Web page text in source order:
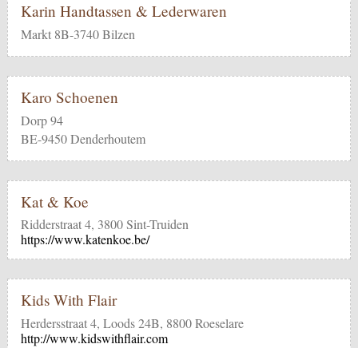
Karin Handtassen & Lederwaren
Markt 8B-3740 Bilzen
Karo Schoenen
Dorp 94
BE-9450 Denderhoutem
Kat & Koe
Ridderstraat 4, 3800 Sint-Truiden
https://www.katenkoe.be/
Kids With Flair
Herdersstraat 4, Loods 24B, 8800 Roeselare
http://www.kidswithflair.com